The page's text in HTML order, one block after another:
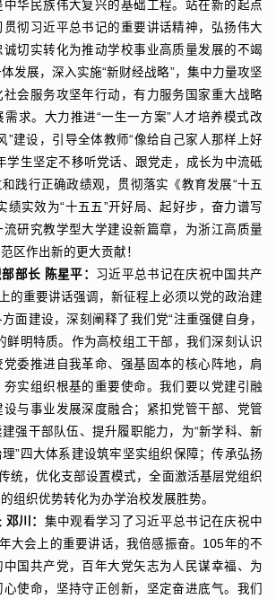
华民族伟大复兴的基础工程。站在新的起点
贯彻习近平总书记的重要讲话精神，弘扬伟大
切实转化为推动学校事业高质量发展的不竭
发展，深入实施“新财经战略”，集中力量攻坚
会服务攻坚年行动，有力服务国家重大战略
求。大力推进“一生一方案”人才培养模式改
”建设，引导全体教师“像给自己家人那样上好
学生坚定不移听党话、跟党走，成长为中流砥
践行正确政绩观，贯彻落实《教育发展“十五
绩实效为“十五五”开好局、起好步，奋力谱写
研究教学型大学建设新篇章，为浙江高质量
区作出新的更大贡献！
部长 陈星平： 习近平总书记在庆祝中国共产
的重要讲话强调，新征程上必须以党的政治建
面建设，深刻阐释了我们党“注重强健自身，
鲜明特质。作为高校组工干部，我们深刻认识
委推进自我革命、强基固本的核心阵地，肩
实组织根基的重要使命。我们要以党建引融
与事业发展深度融合；紧扣党管干部、党管
强干部队伍、提升履职能力，为“新学科、新
”四大体系建设筑牢坚实组织保障；传承弘扬
统，优化支部设置模式，全面激活基层党组织
组织优势转化为办学治校发展胜势。
川： 集中观看学习了习近平总书记在庆祝中
大会上的重要讲话，我倍感振奋。105年的不
国共产党，百年大党矢志为人民谋幸福、为
使命，坚持守正创新，坚定奋进底气。我们